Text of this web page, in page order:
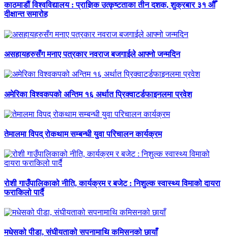
काठमाडौं विश्वविद्यालय : प्राज्ञिक उत्कृष्टताका तीन दशक, शुक्रबार ३१ औँ
दीक्षान्त समारोह
असहायहरुसँग मनाए पत्रकार नवराज बजगाईले आफ्नो जन्मदिन
अमेरिका विश्वकपको अन्तिम १६ अर्थात प्रिक्वाटर्डफाइनलमा प्रवेश
तेमालमा विपद् रोकथाम सम्बन्धी युवा परिचालन कार्यक्रम
रोशी गाउँपालिकाको नीति, कार्यक्रम र बजेट : निशुल्क स्वास्थ्य विमाको दायरा
फराकिलो पार्दै
मधेसको पीडा, संघीयताको सपनामाथि कमिसनको छायाँ